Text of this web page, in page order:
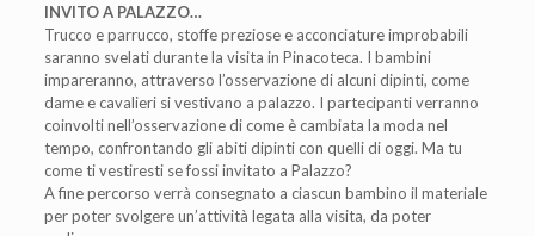
INVITO A PALAZZO…
Trucco e parrucco, stoffe preziose e acconciature improbabili
saranno svelati durante la visita in Pinacoteca. I bambini
impareranno, attraverso l’osservazione di alcuni dipinti, come
dame e cavalieri si vestivano a palazzo. I partecipanti verranno
coinvolti nell’osservazione di come è cambiata la moda nel
tempo, confrontando gli abiti dipinti con quelli di oggi. Ma tu
come ti vestiresti se fossi invitato a Palazzo?
A fine percorso verrà consegnato a ciascun bambino il materiale
per poter svolgere un’attività legata alla visita, da poter